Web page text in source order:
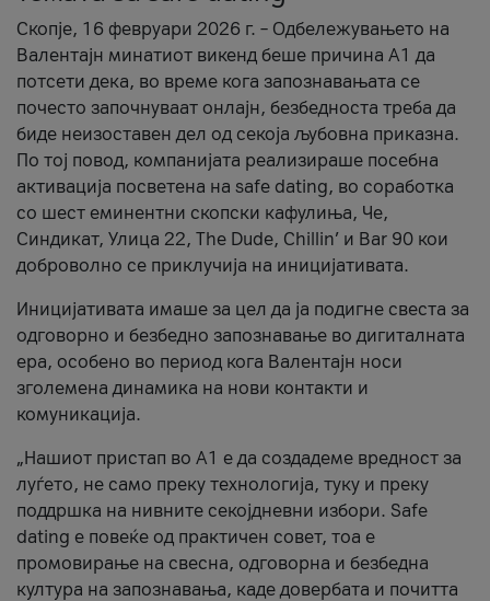
Скопје, 16 февруари 2026 г. – Одбележувањето на
Валентајн минатиот викенд беше причина А1 да
потсети дека, во време кога запознавањата се
почесто започнуваат онлајн, безбедноста треба да
биде неизоставен дел од секоја љубовна приказна.
По тој повод, компанијата реализираше посебна
активација посветена на safe dating, во соработка
со шест еминентни скопски кафулиња, Че,
Синдикат, Улица 22, The Dude, Chillin’ и Bar 90 кои
доброволно се приклучија на иницијативата.
Иницијативата имаше за цел да ја подигне свеста за
одговорно и безбедно запознавање во дигиталната
ера, особено во период кога Валентајн носи
зголемена динамика на нови контакти и
комуникација.
„Нашиот пристап во А1 е да создадеме вредност за
луѓето, не само преку технологија, туку и преку
поддршка на нивните секојдневни избори. Safe
dating е повеќе од практичен совет, тоа е
промовирање на свесна, одговорна и безбедна
култура на запознавања, каде довербата и почитта